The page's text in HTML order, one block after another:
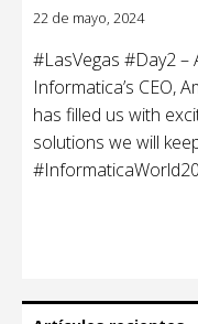
22 de mayo, 2024
#LasVegas #Day2 –
Informatica’s CEO,
has filled us with
solutions we will